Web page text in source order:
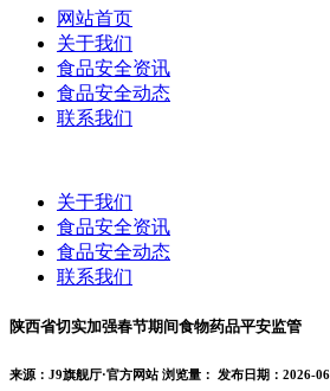
网站首页
关于我们
食品安全资讯
食品安全动态
联系我们
关于我们
食品安全资讯
食品安全动态
联系我们
陕西省切实加强春节期间食物药品平安监管
来源：J9旗舰厅·官方网站 浏览量： 发布日期：2026-